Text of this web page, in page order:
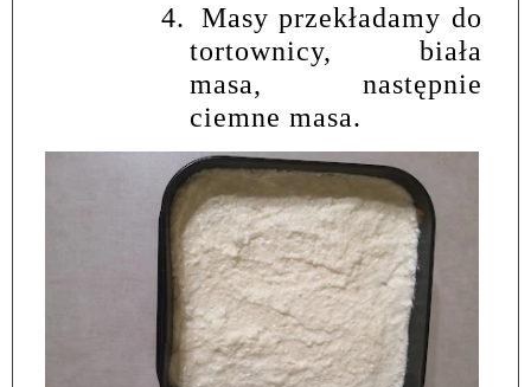
4.
Masy przekładamy do
tortownicy, biała
masa, następnie
ciemne masa.